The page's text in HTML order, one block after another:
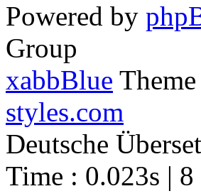
Powered by
Group
xabbBlue
styles.com
Deutsche
Time : 0.023s |